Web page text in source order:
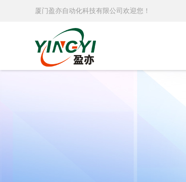
厦门盈亦自动化科技有限公司欢迎您！